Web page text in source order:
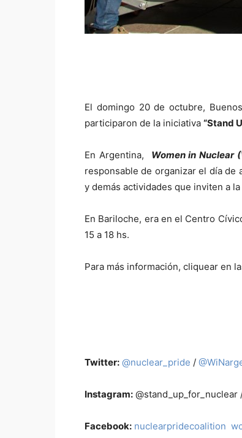
El domingo 20 de octubre,
participaron de la iniciativa “Stand
En Argentina, Women in Nuclear
responsable de organizar el día de
y demás actividades que inviten a
En Bariloche, era en el Centro
15 a 18 hs.
Para más información, cliquear en
Twitter: @nuclear_pride /
Instagram:
Facebook: nuclearpridecoalition